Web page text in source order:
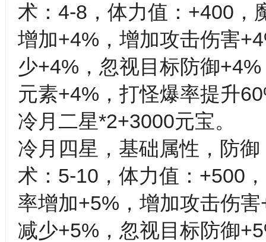
术：4-8，体力值：+400，
增加+4%，增加攻击伤害
少+4%，忽视目标防御
元素+4%，打怪爆率提升
冷月二星*2+3000元宝。
冷月四星，基础属性，防
术：5-10，体力值：+500
率增加+5%，增加攻击伤
减少+5%，忽视目标防御